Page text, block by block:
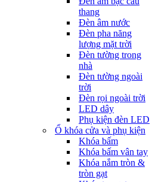
thang
Đèn âm nước
Đèn pha năng
lượng mặt trời
Đèn tường trong
nhà
Đèn tường ngoài
trời
Đèn rọi ngoài trời
LED dây
Phụ kiện đèn LED
Ổ khóa cửa và phụ kiện
Khóa bấm
Khóa bấm vân tay
Khóa nắm tròn &
tròn gạt